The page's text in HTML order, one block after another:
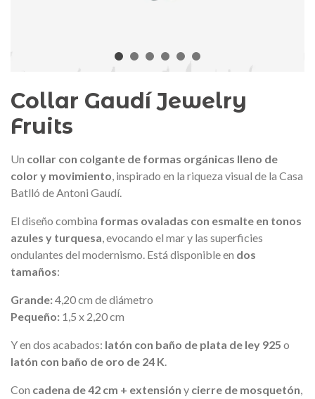
Collar Gaudí Jewelry
Fruits
Un collar con colgante de formas orgánicas lleno de
color y movimiento, inspirado en la riqueza visual de la Casa
Batlló deAntoni Gaudí.
El diseño combina formas ovaladas con esmalte en tonos
azules y turquesa, evocando el mar y las superficies
ondulantes del modernismo. Está disponible en dos
tamaños:
Grande:4,20 cm de diámetro
Pequeño: 1,5 x 2,20 cm
Y en dos acabados: latón con baño de plata de ley 925 o
latón con baño de oro de 24 K.
Con cadena de 42 cm + extensión y cierre de mosquetón,